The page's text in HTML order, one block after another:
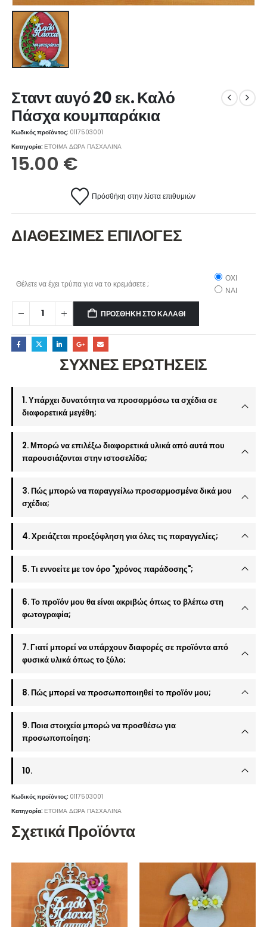
Σταντ αυγό 20 εκ. Καλό
Πάσχα κουμπαράκια
Κωδικός προϊόντος: 0117503001
Κατηγορία:ΕΤΟΙΜΑ ΔΩΡΑ ΠΑΣΧΑΛΙΝΑ
15.00 €
Πρόσθήκη στην λίστα επιθυμιών
ΔΙΑΘΕΣΙΜΕΣ ΕΠΙΛΟΓΕΣ
Θέλετε να έχει τρύπα για να το κρεμάσετε ;
ΟΧΙ
ΝΑΙ
ΠΡΟΣΘΉΚΗ ΣΤΟ ΚΑΛΆΘΙ
ΣΥΧΝΕΣ ΕΡΩΤΗΣΕΙΣ
1. Υπάρχει δυνατότητα να προσαρμόσω τα σχέδια σε
διαφορετικά μεγέθη;
2. Μπορώ να επιλέξω διαφορετικά υλικά από αυτά που
παρουσιάζονται στην ιστοσελίδα;
3. Πώς μπορώ να παραγγείλω προσαρμοσμένα δικά μου
σχέδια;
4. Χρειάζεται προεξόφληση για όλες τις παραγγελίες;
5. Τι εννοείτε με τον όρο "χρόνος παράδοσης";
6. Το προϊόν μου θα είναι ακριβώς όπως το βλέπω στη
φωτογραφία;
7. Γιατί μπορεί να υπάρχουν διαφορές σε προϊόντα από
φυσικά υλικά όπως το ξύλο;
8. Πώς μπορεί να προσωποποιηθεί το προϊόν μου;
9. Ποια στοιχεία μπορώ να προσθέσω για
προσωποποίηση;
10.
Κωδικός προϊόντος: 0117503001
Κατηγορία:ΕΤΟΙΜΑ ΔΩΡΑ ΠΑΣΧΑΛΙΝΑ
Σχετικά Προϊόντα